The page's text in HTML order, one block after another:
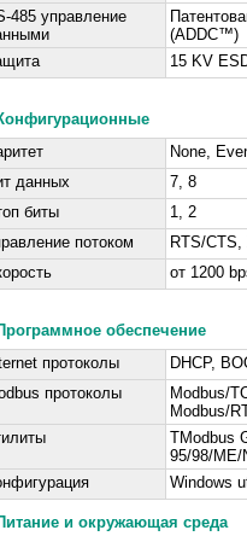
485 управление
(ADDC™)
15 KV
None,
данных
7, 8
биты
1, 2
потоком
RTS/
от 1200
обеспечение
протоколы
DHCP,
протоколы
Modbus/
Modbus/
TModbus
95/98/ME/
Windows
и окружающая среда